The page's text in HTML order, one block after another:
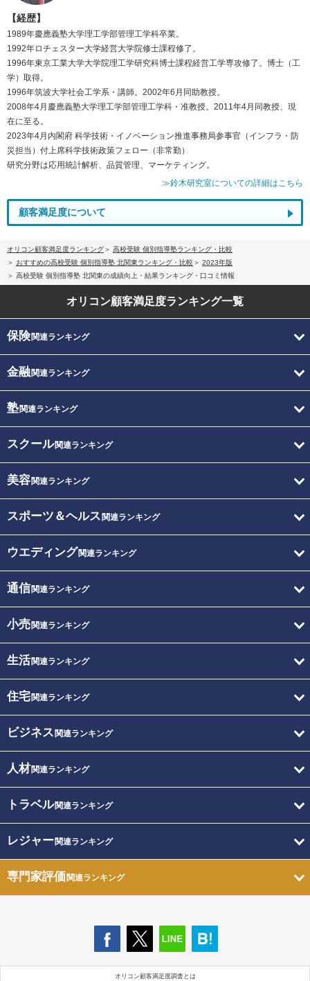
【経歴】
1989年慶應義塾大学理工学部管理工学科卒業。
1992年ロチェスター大学経営大学院修士課程修了。
1996年東京工業大学大学院理工学研究科博士課程経営工学専攻修了。博士（工
学）取得。
1996年筑波大学社会工学系・講師。2002年6月同助教授。
2008年4月慶應義塾大学理工学部管理工学科・准教授。2011年4月同教授、現
在に至る。
2023年4月内閣府 科学技術・イノベーション推進事務局参事官（インフラ・防
災担当）付上席科学技術政策フェロー（非常勤）
研究分野は応用統計解析、品質管理、マーケティング。
≫鈴木研究室についての詳細はこちら
顧客満足度について
オリコン顧客満足度ランキング
高校受験 個別指導塾ランキング・比較
おすすめの高校受験 個別指導塾 北関東ランキング・比較
2023年版
高校受験 個別指導塾 北関東の成績向上・結果ランキング・口コミ情報
オリコン顧客満足度ランキング一覧
保険関連ランキング
金融関連ランキング
塾関連ランキング
スクール関連ランキング
美容関連ランキング
スポーツ＆ヘルス 関連ランキング
ウエディング関連ランキング
通信関連ランキング
小売関連ランキング
生活関連ランキング
住宅関連ランキング
ビジネス 関連ランキング
人材関連ランキング
トラベル関連ランキング
レジャー関連ランキング
専門家評価関連ランキング
オリコン顧客満足度調査とは